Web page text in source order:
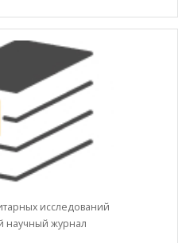
исследований
научный журнал